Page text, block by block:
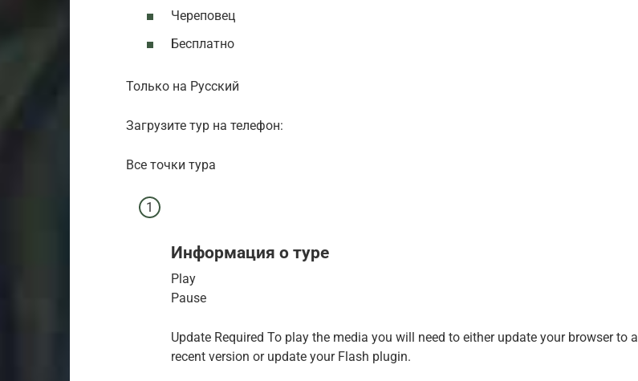
Череповец
Бесплатно
Только на Русский
Загрузите тур на телефон:
Все точки тура
Информация о туре
Play
Pause
Update Required To play the media you will need to either update your browser to a
recent version or update your Flash plugin.